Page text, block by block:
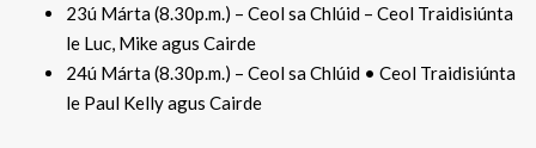
23ú Márta (8.30p.m.) – Ceol sa Chlúid – Ceol Traidisiúnta
le Luc, Mike agus Cairde
24ú Márta (8.30p.m.) – Ceol sa Chlúid • Ceol Traidisiúnta
le Paul Kelly agus Cairde